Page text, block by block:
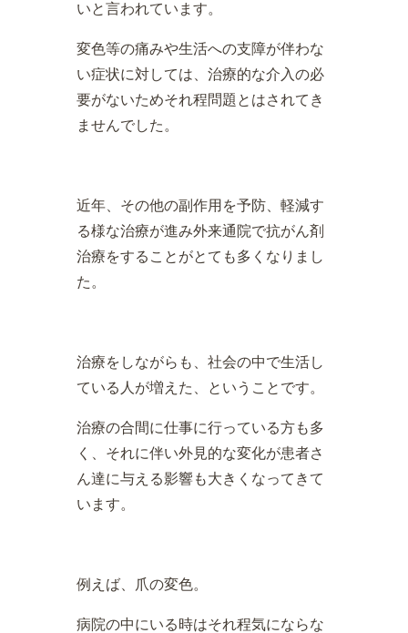
いと言われています。
変色等の痛みや生活への支障が伴わな
い症状に対しては、治療的な介入の必
要がないためそれ程問題とはされてき
ませんでした。
近年、その他の副作用を予防、軽減す
る様な治療が進み外来通院で抗がん剤
治療をすることがとても多くなりまし
た。
治療をしながらも、社会の中で生活し
ている人が増えた、ということです。
治療の合間に仕事に行っている方も多
く、それに伴い外見的な変化が患者さ
ん達に与える影響も大きくなってきて
います。
例えば、爪の変色。
病院の中にいる時はそれ程気にならな